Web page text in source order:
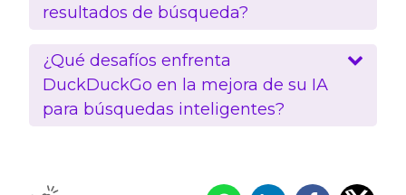
resultados de búsqueda?
¿Qué desafíos enfrenta
DuckDuckGo en la mejora de su IA
para búsquedas inteligentes?